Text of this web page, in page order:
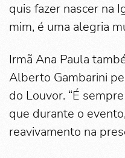
quis fazer nascer na
mim, é uma alegria
Irmã Ana Paula
Alberto Gambarini
do Louvor. “É
que durante o
reavivamento na